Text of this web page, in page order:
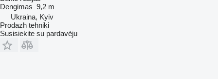
Dengimas 9,2 m
Ukraina, Kyiv
Prodazh tehniki
Susisiekite su pardavėju